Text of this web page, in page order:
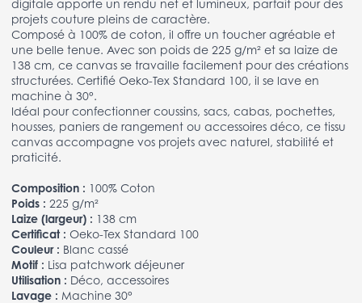
digitale apporte un rendu net et lumineux, parfait pour des
projets couture pleins de caractère.
Composé à 100% de coton, il offre un toucher agréable et
une belle tenue. Avec son poids de 225 g/m² et sa laize de
138 cm, ce canvas se travaille facilement pour des créations
structurées. Certifié Oeko-Tex Standard 100, il se lave en
machine à 30°.
Idéal pour confectionner coussins, sacs, cabas, pochettes,
housses, paniers de rangement ou accessoires déco, ce tissu
canvas accompagne vos projets avec naturel, stabilité et
praticité.
Composition : 100% Coton
Poids : 225 g/m²
Laize (largeur) : 138 cm
Certificat : Oeko-Tex Standard 100
Couleur : Blanc cassé
Motif : Lisa patchwork déjeuner
Utilisation : Déco, accessoires
Lavage : Machine 30°